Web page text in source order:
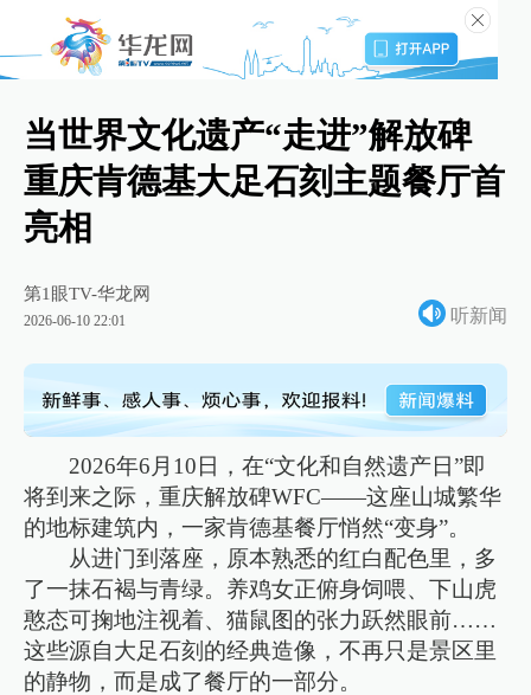
当世界文化遗产“走进”解放碑
重庆肯德基大足石刻主题餐厅首
亮相
第1眼TV-华龙网
2026-06-10 22:01 听新闻
2026年6月10日，在“文化和自然遗产日”即
将到来之际，重庆解放碑WFC——这座山城繁华
的地标建筑内，一家肯德基餐厅悄然“变身”。
从进门到落座，原本熟悉的红白配色里，多
了一抹石褐与青绿。养鸡女正俯身饲喂、下山虎
憨态可掬地注视着、猫鼠图的张力跃然眼前……
这些源自大足石刻的经典造像，不再只是景区里
的静物，而是成了餐厅的一部分。